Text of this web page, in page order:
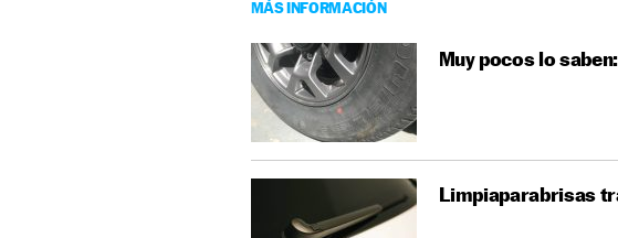
MÁS INFORMACIÓN
Muy pocos lo
Limpiaparabrisas